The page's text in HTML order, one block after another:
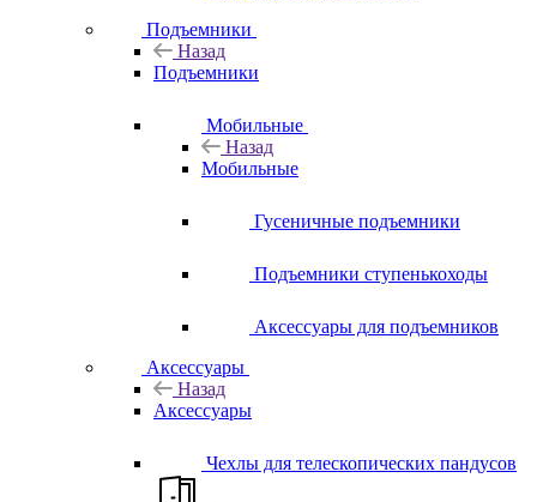
Подъемники
Назад
Подъемники
Мобильные
Назад
Мобильные
Гусеничные подъемники
Подъемники ступенькоходы
Аксессуары для подъемников
Аксессуары
Назад
Аксессуары
Чехлы для телескопических пандусов